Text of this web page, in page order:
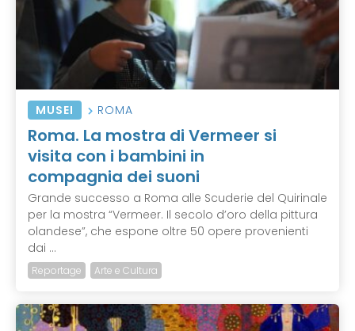
MUSEI ROMA
Roma. La mostra di Vermeer si
visita con i bambini in
compagnia dei suoni
Grande successo a Roma alle Scuderie del Quirinale
per la mostra “Vermeer. Il secolo d’oro della pittura
olandese”, che espone oltre 50 opere provenienti
dai ...
Reportage Arte e Cultura